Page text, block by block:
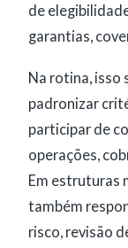
de
garantias,
Na rotina, isso
padronizar
participar de
operações,
Em estruturas
também
risco, revisão